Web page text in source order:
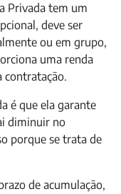
Privada tem um
deve ser
ou em grupo,
uma renda
contratação.
é que ela garante
diminuir no
porque se trata de
de acumulação,